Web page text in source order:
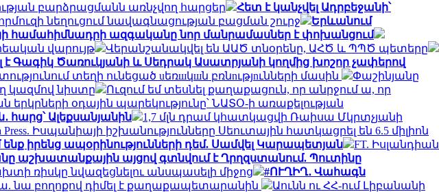
բարձրացմանն առնչվող հարցեր
Հետ է կանչվել Ադրբեջանի՝
նեղուցում նավագնացության բացման շուրջ
Երևանում
համահիմնադրի ազգականը նոր մանրամասներ է փոխանցում
վարույթ
Վերանշանակվել են ԱԱԾ տնօրենը, ԱՀԾ և ՊՊԾ պետերը
Գագիկ Ծառուկյանի և Սեդրակ Ասատրյանի կողմից խոշոր չափերով
տեղի ունեցած uեռшկшն բռնnւթյnւնների մասին
Փաշինյանը
կազմով նիստը
Ուզում եմ տեսնել քաղաքացուն, որ անրջում ա, որ
երկրների օդային պարեկությունը՝ ՆԱՏՕ-ի առաքելության
հարց՝ Ալեքսանյանին
1,7 մլն դրամ կհատկացվի Ռաիսա Մկրտչյանի
Press. Իսպանիայի իշխանությունները Սեուտային հատկացրել են 6.5 միլիոն
իրենց ապօրինությունների դեմ. Սամվել Կարապետյան
FT. Իսլանդիան
աշխատանքային այցով գտնվում է Ղրղզստանում. Պուտինը
ռիսկը նվազեցնելու անսպասելի միջոց
#ՈՒՂԻՂ․ Վահագն
նա բողոքով դիմել է քաղաքապետարանին
Աունն ու ՀՀ-ում Լիբանանի